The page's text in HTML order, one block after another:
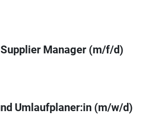
Manager (m/f/d)
Umlaufplaner:in (m/w/d)